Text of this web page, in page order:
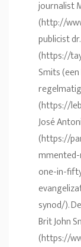
journalist
(http://
publicist
(https://
Smits
(https://
José
(https://
one-in-
synod/).
Brit John
(https://